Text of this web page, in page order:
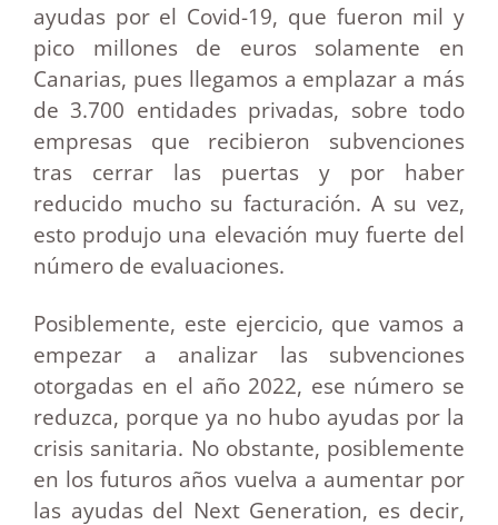
ayudas por el Covid-19, que fueron mil y
pico millones de euros solamente en
Canarias, pues llegamos a emplazar a más
de 3.700 entidades privadas, sobre todo
empresas que recibieron subvenciones
tras cerrar las puertas y por haber
reducido mucho su facturación. A su vez,
esto produjo una elevación muy fuerte del
número de evaluaciones.
Posiblemente, este ejercicio, que vamos a
empezar a analizar las subvenciones
otorgadas en el año 2022, ese número se
reduzca, porque ya no hubo ayudas por la
crisis sanitaria. No obstante, posiblemente
en los futuros años vuelva a aumentar por
las ayudas del Next Generation, es decir,